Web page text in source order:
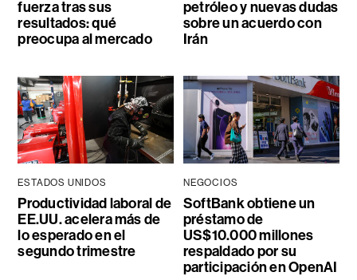
fuerza tras sus
resultados: qué
preocupa al mercado
petróleo y nuevas dudas
sobre un acuerdo con
Irán
ESTADOS UNIDOS
Productividad laboral de
EE.UU. acelera más de
lo esperado en el
segundo trimestre
NEGOCIOS
SoftBank obtiene un
préstamo de
US$10.000 millones
respaldado por su
participación en OpenAI